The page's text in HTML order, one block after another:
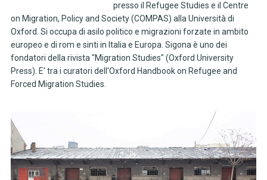
presso il Refugee Studies e il Centre
on Migration, Policy and Society (COMPAS) alla Università di
Oxford. Si occupa di asilo politico e migrazioni forzate in ambito
europeo e di rom e sinti in Italia e Europa. Sigona è uno dei
fondatori della rivista "Migration Studies" (Oxford University
Press). E' tra i curatori dell'Oxford Handbook on Refugee and
Forced Migration Studies.